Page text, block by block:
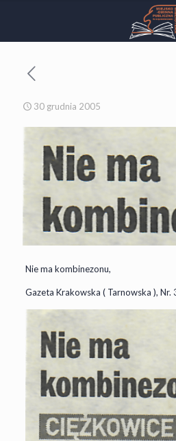
30 grudnia 2005
Nie ma kombinezonu,
Gazeta Krakowska ( Tarnowska ),